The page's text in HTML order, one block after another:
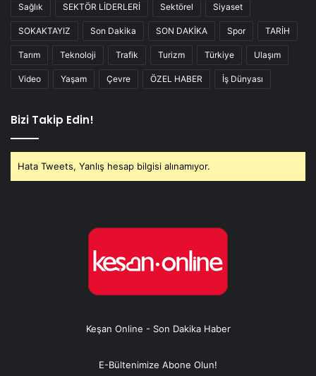
Sağlık SEKTÖR LİDERLERİ Sektörel Siyaset
SOKAKTAYIZ Son Dakika SON DAKİKA Spor TARİH
Tarım Teknoloji Trafik Turizm Türkiye Ulaşım
Video Yaşam Çevre ÖZEL HABER İş Dünyası
Bizi Takip Edin!
Hata Tweets, Yanlış hesap bilgisi alınamıyor.
Keşan Online - Son Dakika Haber
E-Bültenimize Abone Olun!